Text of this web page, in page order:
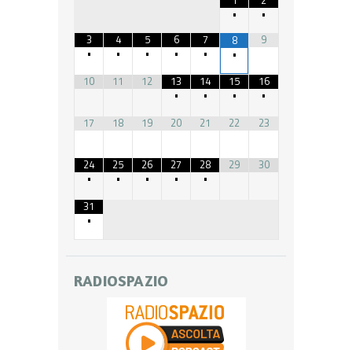
•
•
3
•
4
•
5
•
6
•
7
•
8
•
9
10 11 12
13
•
14
•
15
•
16
•
17
18 19 20 21 22 23
24
•
25
•
26
•
27
•
28
•
29 30
31
•
RADIOSPAZIO